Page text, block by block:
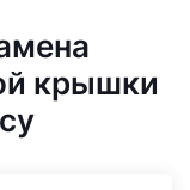
крышки